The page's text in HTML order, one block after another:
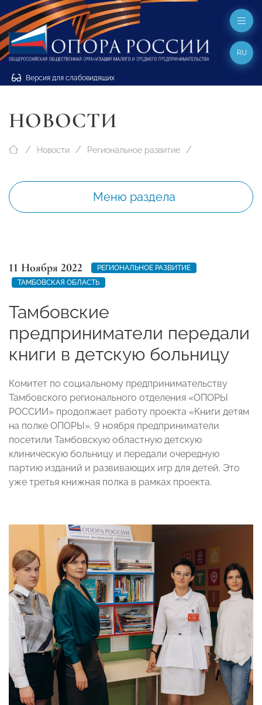
Версия для слабовидящих
RU
НОВОСТИ
Новости Региональное развитие
Меню раздела
11 Ноября 2022
РЕГИОНАЛЬНОЕ РАЗВИТИЕ
ТАМБОВСКАЯ ОБЛАСТЬ
Тамбовские
предприниматели передали
книги в детскую больницу
Комитет по социальному предпринимательству
Тамбовского регионального отделения «ОПОРЫ
РОССИИ» продолжает работу проекта «Книги детям
на полке ОПОРЫ». 9 ноября предприниматели
посетили Тамбовскую областную детскую
клиническую больницу и передали очередную
партию изданий и развивающих игр для детей. Это
уже третья книжная полка в рамках проекта.